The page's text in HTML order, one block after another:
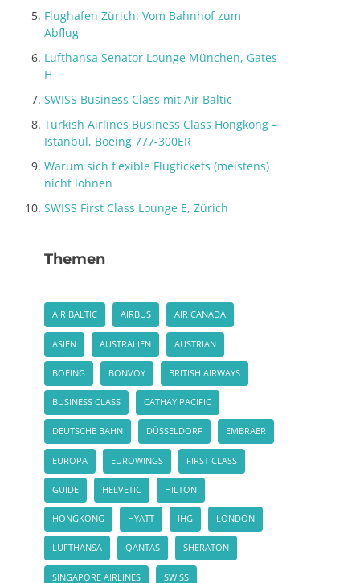
Flughafen Zürich: Vom Bahnhof zum
Abflug
Lufthansa Senator Lounge München, Gates
H
SWISS Business Class mit Air Baltic
Turkish Airlines Business Class Hongkong –
Istanbul, Boeing 777-300ER
Warum sich flexible Flugtickets (meistens)
nicht lohnen
SWISS First Class Lounge E, Zürich
Themen
AIR BALTIC AIRBUS AIR CANADA
ASIEN AUSTRALIEN AUSTRIAN
BOEING BONVOY BRITISH AIRWAYS
BUSINESS CLASS CATHAY PACIFIC
DEUTSCHE BAHN DÜSSELDORF EMBRAER
EUROPA EUROWINGS FIRST CLASS
GUIDE HELVETIC HILTON
HONGKONG HYATT IHG LONDON
LUFTHANSA QANTAS SHERATON
SINGAPORE AIRLINES SWISS